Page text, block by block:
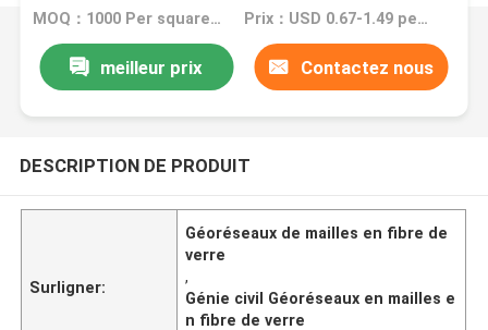
MOQ：1000 Per square meter Prix：USD 0.67-1.49 per square meter
meilleur prix Contactez nous
DESCRIPTION DE PRODUIT
Surligner:
Géoréseaux de mailles en fibre de
verre
,
Génie civil Géoréseaux en mailles e
n fibre de verre